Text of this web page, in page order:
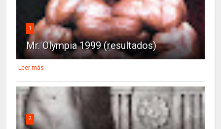
1
Mr. Olympia 1999 (resultados)
Leer más
2